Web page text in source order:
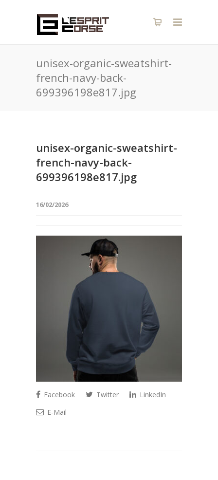
unisex-organic-sweatshirt-
french-navy-back-
699396198e817.jpg
unisex-organic-sweatshirt-
french-navy-back-
699396198e817.jpg
16/02/2026
Facebook Twitter
LinkedIn
E-Mail